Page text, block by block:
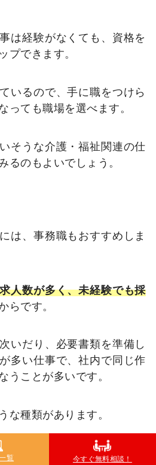
は経験がなくても、資格を
プできます。
いるので、手に職をつけら
っても職場を選べます。
そうな介護・福祉関連の仕
るのもよいでしょう。
は、事務職もおすすめしま
人数が多く、未経験でも採
らです。
いだり、必要書類を準備し
多い仕事で、社内で同じ作
うことが多いです。
な種類があります。
覧 今すぐ無料相談！